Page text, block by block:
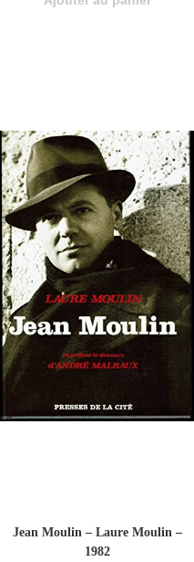
Jean Moulin – Laure Moulin –
1982